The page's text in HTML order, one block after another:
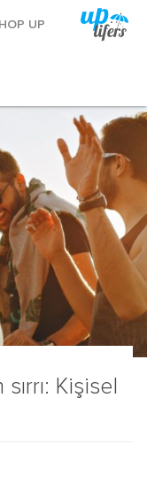
UP
Kişisel